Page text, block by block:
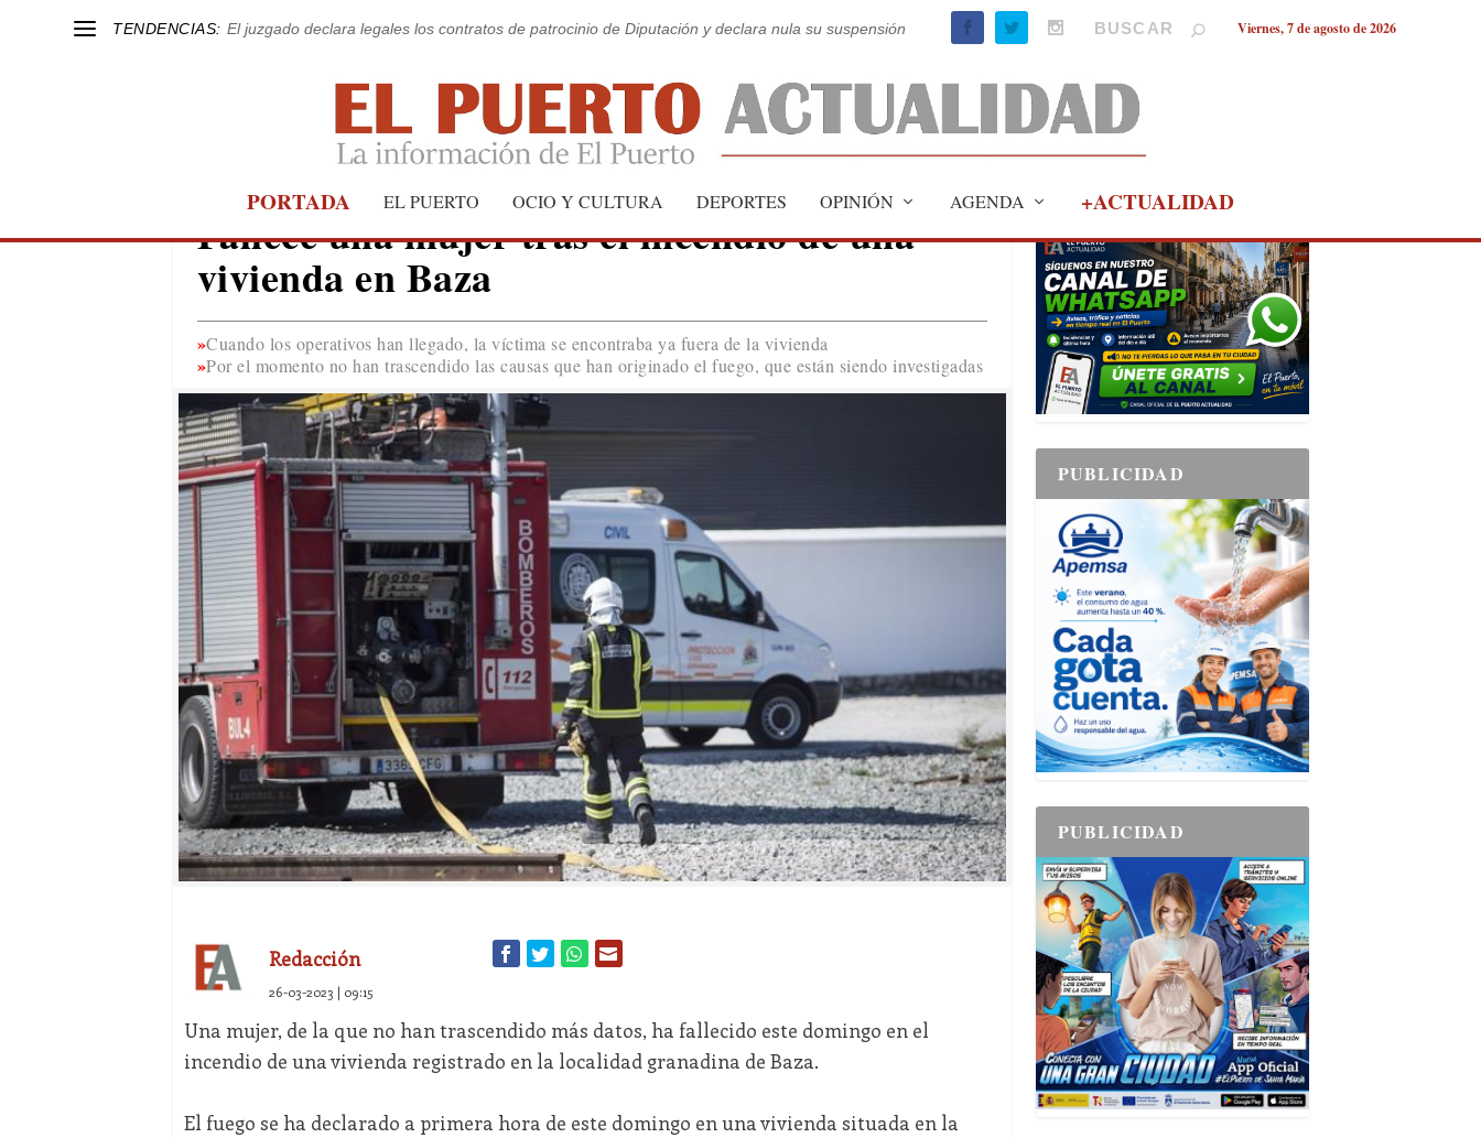
TENDENCIAS: El juzgado declara legales los contratos de patrocinio de Diputación y declara nula su suspensión Viernes, 7 de agosto de 2026
PORTADA EL PUERTO OCIO Y CULTURA DEPORTES OPINIÓN AGENDA +ACTUALIDAD
GRANADA
Fallece una mujer tras el incendio de una
vivienda en Baza
Cuando los operativos han llegado, la víctima se encontraba ya fuera de la vivienda
Por el momento no han trascendido las causas que han originado el fuego, que están siendo investigadas
Redacción
26-03-2023 | 09:15
Una mujer, de la que no han trascendido más datos, ha fallecido este domingo en el
incendio de una vivienda registrado en la localidad granadina de Baza.
El fuego se ha declarado a primera hora de este domingo en una vivienda situada en la
PUBLICIDAD
PUBLICIDAD
PUBLICIDAD